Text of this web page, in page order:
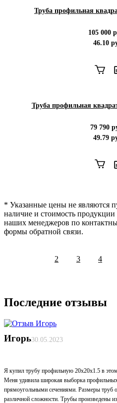
Труба профильная
105 000
46.10
Труба профильная
79 790
49.79
* Указанные цены не являются
наличие и стоимость
наших менеджеров по
формы обратной связи.
2 3 4
Последние отзывы
Игорь30.05.2023
Я купил трубу профильную 20х20х1.5 в этом
Меня удивила широкая выборка
прямоугольными сечениями. Размеры труб
различной сложности. Трубы произведены